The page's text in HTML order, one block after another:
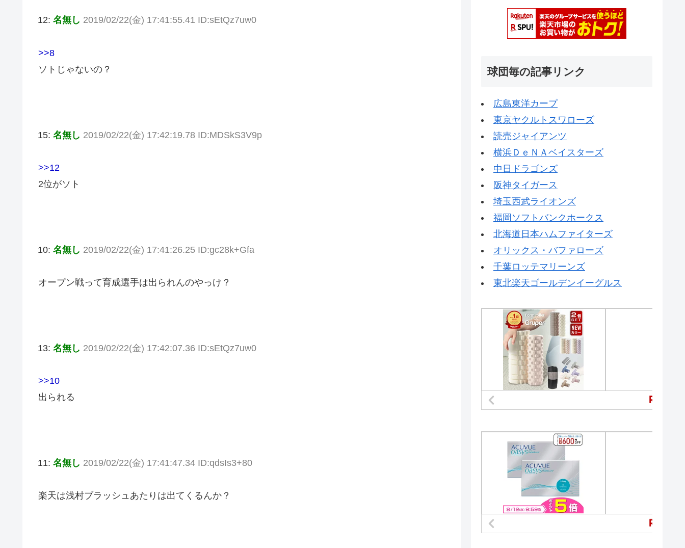
12: 名無し 2019/02/22(金) 17:41:55.41 ID:sEtQz7uw0
>>8
ソトじゃないの？
15: 名無し 2019/02/22(金) 17:42:19.78 ID:MDSkS3V9p
>>12
2位がソト
10: 名無し 2019/02/22(金) 17:41:26.25 ID:gc28k+Gfa
オープン戦って育成選手は出られんのやっけ？
13: 名無し 2019/02/22(金) 17:42:07.36 ID:sEtQz7uw0
>>10
出られる
11: 名無し 2019/02/22(金) 17:41:47.34 ID:qdsIs3+80
楽天は浅村ブラッシュあたりは出てくるんか？
球団毎の記事リンク
広島東洋カープ
東京ヤクルトスワローズ
読売ジャイアンツ
横浜ＤｅＮＡベイスターズ
中日ドラゴンズ
阪神タイガース
埼玉西武ライオンズ
福岡ソフトバンクホークス
北海道日本ハムファイターズ
オリックス・バファローズ
千葉ロッテマリーンズ
東北楽天ゴールデンイーグルス